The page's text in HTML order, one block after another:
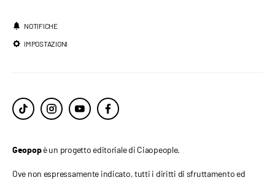
NOTIFICHE
IMPOSTAZIONI
Geopopè un progetto editoriale di Ciaopeople.
Ove non espressamente indicato, tutti i diritti di sfruttamento ed